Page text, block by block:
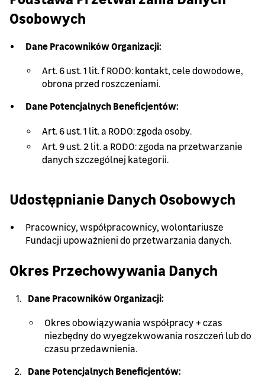
Osobowych
Dane Pracowników Organizacji:
Art. 6 ust. 1 lit. f RODO: kontakt, cele dowodowe,
obrona przed roszczeniami.
Dane Potencjalnych Beneficjentów:
Art. 6 ust. 1 lit. a RODO: zgoda osoby.
Art. 9 ust. 2 lit. a RODO: zgoda na przetwarzanie
danych szczególnej kategorii.
Udostępnianie Danych Osobowych
Pracownicy, współpracownicy, wolontariusze
Fundacji upoważnieni do przetwarzania danych.
Okres Przechowywania Danych
Dane Pracowników Organizacji:
Okres obowiązywania współpracy + czas
niezbędny do wyegzekwowania roszczeń lub do
czasu przedawnienia.
Dane Potencjalnych Beneficjentów: